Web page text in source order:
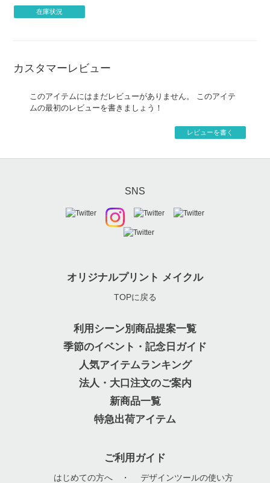
在庫状況
カスタマーレビュー
このアイテムにはまだレビューがありません。 このアイテ
ムの最初のレビューを書きましょう！
レビューを書く
SNS
オリジナルプリント メイクル
TOPに戻る
利用シーン別商品提案一覧
季節のイベント・記念日ガイド
人気アイテムランキング
法人・大口注文のご案内
新商品一覧
特急出荷アイテム
ご利用ガイド
はじめての方へ ・ デザインツールの使い方